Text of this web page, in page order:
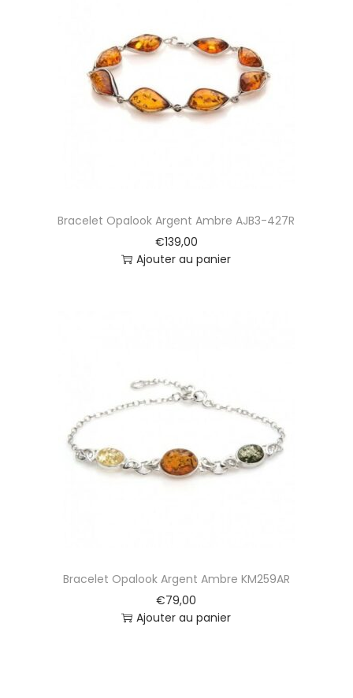
Bracelet Opalook Argent Ambre AJB3-427R
€139,00
Ajouter au panier
Bracelet Opalook Argent Ambre KM259AR
€79,00
Ajouter au panier